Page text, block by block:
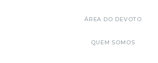
ÁREA DO DEVOTO
QUEM SOMOS